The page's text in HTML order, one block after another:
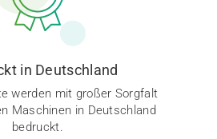
in Deutschland
werden mit großer Sorgfalt
Maschinen in Deutschland
bedruckt.